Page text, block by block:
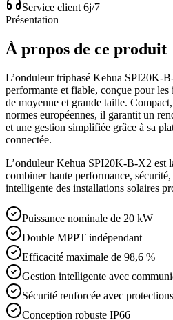
Service client 6j/7
Présentation
À propos de ce produit
L’onduleur triphasé Kehua SPI20K-
performante et fiable, conçue pour
de moyenne et grande taille.
normes européennes, il garantit un
et une gestion simplifiée grâce à sa
connectée.
L’onduleur Kehua SPI20K-B-X2 est
combiner haute performance,
intelligente des installations solaires
Puissance nominale de 20 kW
Double MPPT indépendant
Efficacité maximale de 98,6 %
Gestion intelligente avec
Sécurité renforcée avec
Conception robuste IP66